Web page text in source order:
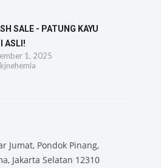
SALE - PATUNG KAYU
ASLI!
1, 2025
Jumat, Pondok Pinang,
Jakarta Selatan 12310